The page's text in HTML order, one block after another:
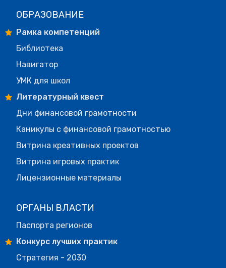
ОБРАЗОВАНИЕ
Рамка компетенций
Библиотека
Навигатор
УМК для школ
Литературный квест
Дни финансовой грамотности
Каникулы с финансовой грамотностью
Витрина креативных проектов
Витрина игровых практик
Лицензионные материалы
ОРГАНЫ ВЛАСТИ
Паспорта регионов
Конкурс лучших практик
Стратегия - 2030